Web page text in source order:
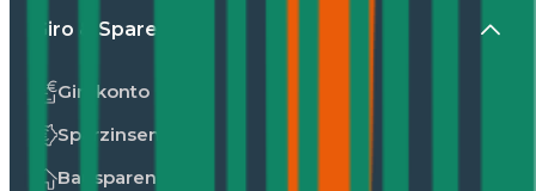
Giro & Sparen
Girokonto
Sparzinsen
Bausparen